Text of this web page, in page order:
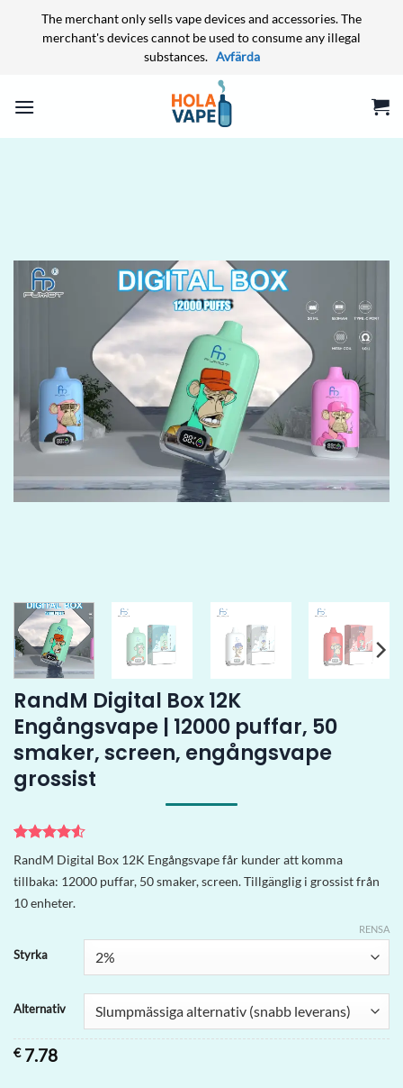
The merchant only sells vape devices and accessories. The
merchant's devices cannot be used to consume any illegal
substances. Avfärda
RandM Digital Box 12K
Engångsvape | 12000 puffar, 50
smaker, screen, engångsvape
grossist
Betygsatt
4.5av 5
baserat på
2
kundrecensioner
RandM Digital Box 12K Engångsvape får kunder att komma
tillbaka: 12000 puffar, 50 smaker, screen. Tillgänglig i grossist från
10 enheter.
Styrka
Alternativ
RENSA
€7.78